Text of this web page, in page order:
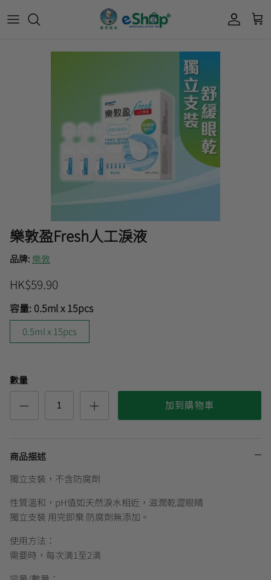
身體護理
頭髮護理
個人護理用品
保健產品
樂敦 Rohto
肌研 Hada
Labo
品牌歷史及企業宗旨
為消費者提供潤唇膏、男士護膚、女士護膚、
防曬、抗痘等護膚品、50惠養髮及樂敦眼藥水
藥品等產品，以滿足香港不同消費者的需要。
肌研極潤保濕冰感霜優惠券
肌研極潤保濕化妝水現金券
會員獎賞計劃
積分兌換獎賞教學
🎊會員快閃優惠💌
肌研 Hada Labo 優惠
短期貨特價區
樂敦盈Fresh人工淚液
品牌: 樂敦
HK$59.90
容量: 0.5ml x 15pcs
0.5ml x 15pcs
數量
加到購物車
商品描述
獨立支裝，不含防腐劑
性質溫和，pH值如天然淚水相近，滋潤乾澀眼睛
獨立支裝 用完即棄 防腐劑無添加。
使用方法：
需要時，每次滴1至2滴